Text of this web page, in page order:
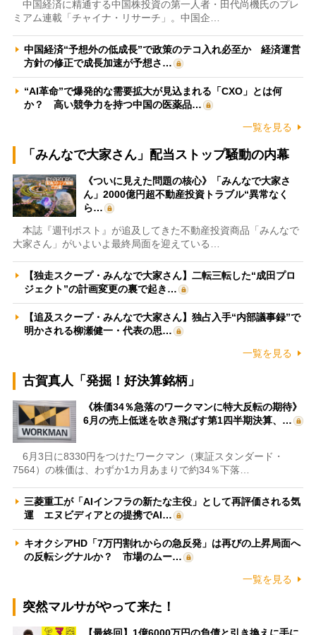
中国経済に精通する中国株投資の第一人者・田代尚機氏のプレ
ミアム連載「チャイナ・リサーチ」。中国企…
中国経済“予想外の低成長”で政策のテコ入れ必至か 経済運営
方針の修正で成長加速が予想さ…
“AI革命”で爆発的な需要拡大が見込まれる「CXO」とは何
か？ 高い競争力を持つ中国の医薬品…
一覧を見る
「みんなで大家さん」配当ストップ騒動の内幕
《ついに見えた問題の核心》「みんなで大家さ
ん」2000億円超不動産投資トラブル“異常なく
ら…
本誌『週刊ポスト』が追及してきた不動産投資商品「みんなで
大家さん」がいよいよ最終局面を迎えている…
【独走スクープ・みんなで大家さん】二転三転した“成田プロ
ジェクト”の計画変更の裏で起き…
【追及スクープ・みんなで大家さん】独占入手“内部議事録”で
明かされる柳瀬健一・代表の思…
一覧を見る
古賀真人「発掘！好決算銘柄」
《株価34％急落のワークマンに特大反転の期待》
6月の売上低迷を吹き飛ばす第1四半期決算、…
6月3日に8330円をつけたワークマン（東証スタンダード・
7564）の株価は、わずか1カ月あまりで約34％下落…
三菱重工が「AIインフラの新たな主役」として再評価される気
運 エヌビディアとの提携でAI…
キオクシアHD「7万円割れからの急反発」は再びの上昇局面へ
の反転シグナルか？ 市場のムー…
一覧を見る
突然マルサがやって来た！
【最終回】1億6000万円の負債と引き換えに手に